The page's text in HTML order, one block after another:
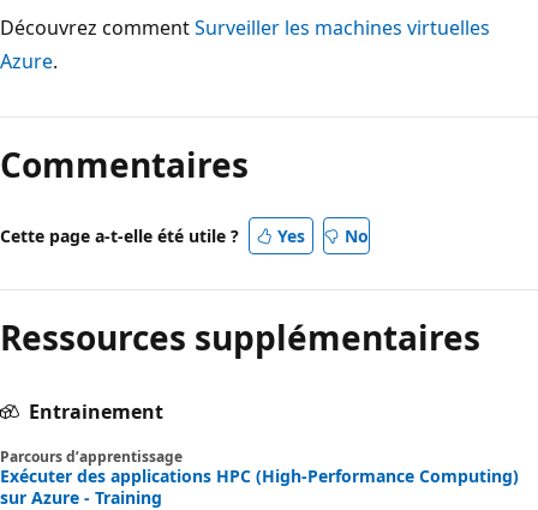
Découvrez commentSurveiller les machines virtuelles
Azure.
Commentaires
Cette page a-t-elle été utile ? Yes No
Ressources supplémentaires
Entrainement
Parcours d’apprentissage
Exécuter des applications HPC (High-Performance Computing)
sur Azure - Training